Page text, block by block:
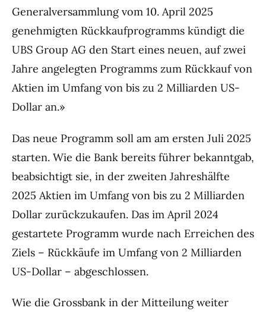
Generalversammlung vom 10. April 2025
genehmigten Rückkaufprogramms kündigt die
UBS Group AG den Start eines neuen, auf zwei
Jahre angelegten Programms zum Rückkauf von
Aktien im Umfang von bis zu 2 Milliarden US-
Dollar an.»
Das neue Programm soll am am ersten Juli 2025
starten. Wie die Bank bereits führer bekanntgab,
beabsichtigt sie, in der zweiten Jahreshälfte
2025 Aktien im Umfang von bis zu 2 Milliarden
Dollar zurückzukaufen. Das im April 2024
gestartete Programm wurde nach Erreichen des
Ziels – Rückkäufe im Umfang von 2 Milliarden
US-Dollar – abgeschlossen.
Wie die Grossbank in der Mitteilung weiter